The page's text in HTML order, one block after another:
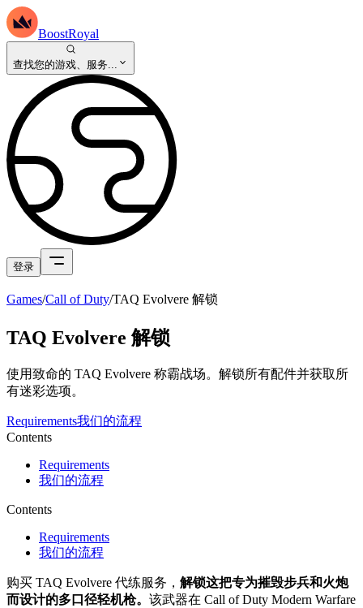
BoostRoyal
查找您的游戏、服务...
登录
Games/Call of Duty/TAQ Evolvere 解锁
TAQ Evolvere 解锁
使用致命的 TAQ Evolvere 称霸战场。解锁所有配件并获取所
有迷彩选项。
Requirements我们的流程
Contents
Requirements
我们的流程
Contents
Requirements
我们的流程
购买 TAQ Evolvere 代练服务， 解锁这把专为摧毁步兵和火炮
而设计的多口径轻机枪。 该武器在 Call of Duty Modern Warfare